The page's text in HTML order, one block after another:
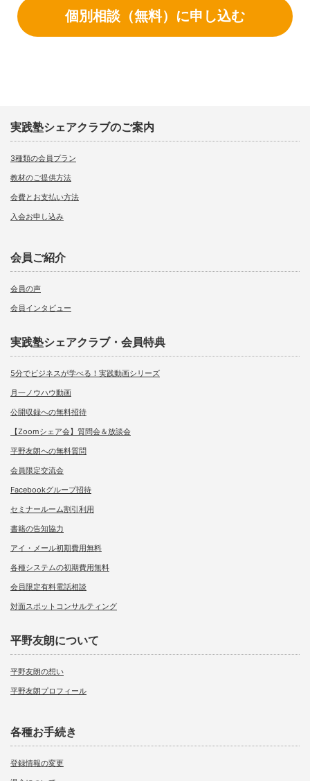
個別相談（無料）に申し込む
実践塾シェアクラブのご案内
3種類の会員プラン
教材のご提供方法
会費とお支払い方法
入会お申し込み
会員ご紹介
会員の声
会員インタビュー
実践塾シェアクラブ・会員特典
5分でビジネスが学べる！実践動画シリーズ
月一ノウハウ動画
公開収録への無料招待
【Zoomシェア会】質問会＆放談会
平野友朗への無料質問
会員限定交流会
Facebookグループ招待
セミナールーム割引利用
書籍の告知協力
アイ・メール初期費用無料
各種システムの初期費用無料
会員限定有料電話相談
対面スポットコンサルティング
平野友朗について
平野友朗の想い
平野友朗プロフィール
各種お手続き
登録情報の変更